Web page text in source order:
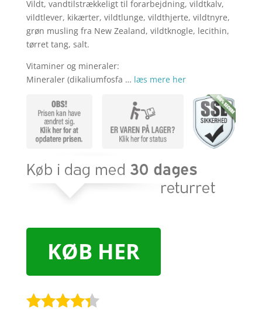
Vildt, vandtilstrækkeligt til forarbejdning, vildtkalv,
vildtlever, kikærter, vildtlunge, vildthjerte, vildtnyre,
grøn musling fra New Zealand, vildtknogle, lecithin,
tørret tang, salt.
Vitaminer og mineraler:
Mineraler (dikaliumfosfa … læs mere her
KØB HER